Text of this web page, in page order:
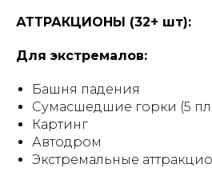
АТТРАКЦИОНЫ (32+ шт):
Для экстремалов:
Башня падения
Сумасшедшие горки (5
Картинг
Автодром
Экстремальные